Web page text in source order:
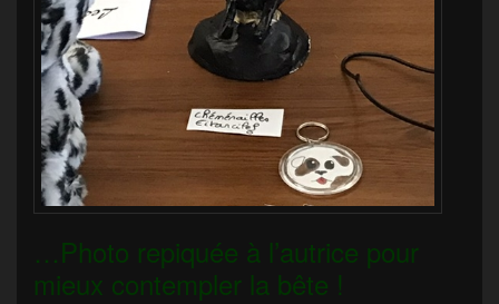
…Photo repiquée à l’autrice pour
mieux contempler la bête !